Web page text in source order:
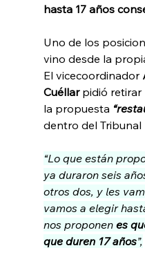
hasta 17 años
Uno de los
vino desde la
El vicecoordinador
Cuéllar pidió retirar
la propuesta
dentro del Tribunal
“Lo que están
ya duraron seis
otros dos, y les
vamos a elegir
nos proponen es
que duren 17 años”,